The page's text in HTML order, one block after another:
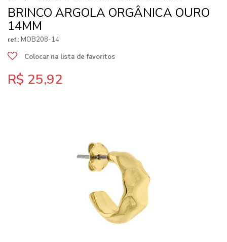
BRINCO ARGOLA ORGÂNICA OURO
14MM
ref.: MOB208-14
Colocar na lista de favoritos
R$ 25,92